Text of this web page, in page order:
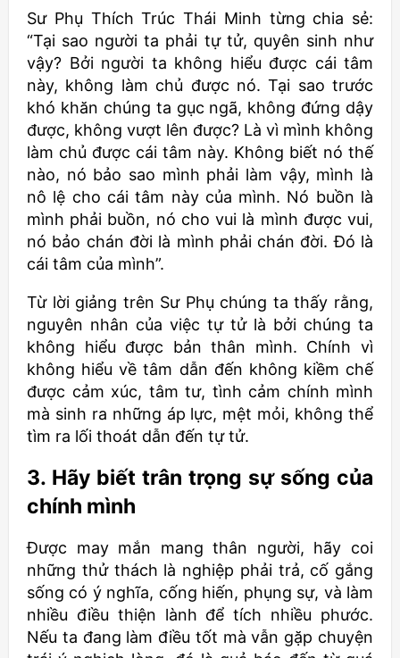
Sư Phụ Thích Trúc Thái Minh từng chia sẻ:
“Tại sao người ta phải tự tử, quyên sinh như
vậy? Bởi người ta không hiểu được cái tâm
này, không làm chủ được nó. Tại sao trước
khó khăn chúng ta gục ngã, không đứng dậy
được, không vượt lên được? Là vì mình không
làm chủ được cái tâm này. Không biết nó thế
nào, nó bảo sao mình phải làm vậy, mình là
nô lệ cho cái tâm này của mình. Nó buồn là
mình phải buồn, nó cho vui là mình được vui,
nó bảo chán đời là mình phải chán đời. Đó là
cái tâm của mình”.
Từ lời giảng trên Sư Phụ chúng ta thấy rằng,
nguyên nhân của việc tự tử là bởi chúng ta
không hiểu được bản thân mình. Chính vì
không hiểu về tâm dẫn đến không kiềm chế
được cảm xúc, tâm tư, tình cảm chính mình
mà sinh ra những áp lực, mệt mỏi, không thể
tìm ra lối thoát dẫn đến tự tử.
3. Hãy biết trân trọng sự sống của
chính mình
Được may mắn mang thân người, hãy coi
những thử thách là nghiệp phải trả, cố gắng
sống có ý nghĩa, cống hiến, phụng sự, và làm
nhiều điều thiện lành để tích nhiều phước.
Nếu ta đang làm điều tốt mà vẫn gặp chuyện